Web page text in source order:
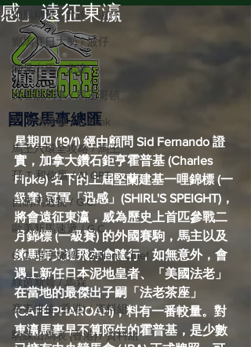
國際​馬事總匯
癲馬精選 / 尤達，波仔
癲馬賽日大勢 / 波仔
師兄出馬 / 尤達
戈登說馬事 / 馬王哥頓
三 T 大茶飯 / LakLak
馬王六環全攻略 / 馬王
孖 T 和你贏 / AI GPT
自購馬透視 / G.C.
歐美新馬速遞 / G.C
G.C. 環宇脈搏 / Gallant Chief
綠茵新貴 / 馬森
賽事排位 (香港) / 資料組
騎練出馬表 (香港) / 資料組
感」遠征東瀛
星期四 (19/1) 經由顧問 Sid Fernando 證
實，加拿大鑽石鉅亨霍普基 (Charles
Fipke) 名下的上屆堅蘭建基一哩錦標 (一
級賽) 冠軍「迅感」(SHIRL'S SPEIGHT)，
將會遠征東瀛，威為歷史上首匹參戰二
月錦標 (一級賽) 的外國賽駒，馬主以及
練馬師艾達飛亦會隨行，如無意外，會
遇上新任日本泥地皇者、「美國法老」
在當地的最傑出子嗣「法老茶座」
(CAFÉ PHAROAH)，料有一番較量。對
東瀛馬事早不算陌生的霍普基，是少數